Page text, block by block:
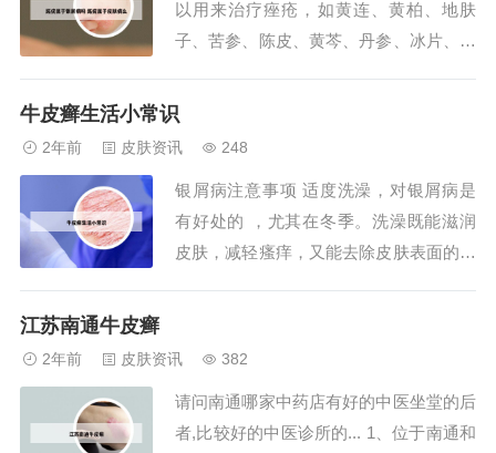
常是指银屑病...
以用来治疗痤疮，如黄连、黄柏、地肤
子、苦参、陈皮、黄芩、丹参、冰片、甲
西医结合的方子，但大部分中药组成）。
液融化后用来涂抹患处。它能够 杀菌止
痒 ，一...
牛皮癣生活小常识
2年前 皮肤资讯 248
银屑病注意事项 适度洗澡，对银屑病是
有好处的 ，尤其在冬季。洗澡既能滋润
皮肤，减轻瘙痒，又能去除皮肤表面的污
屑，导致蛋白质丢失，应注意补充营养，
饮食要合理化，不...
江苏南通牛皮癣
2年前 皮肤资讯 382
请问南通哪家中药店有好的中医坐堂的后
者,比较好的中医诊所的... 1、位于南通和